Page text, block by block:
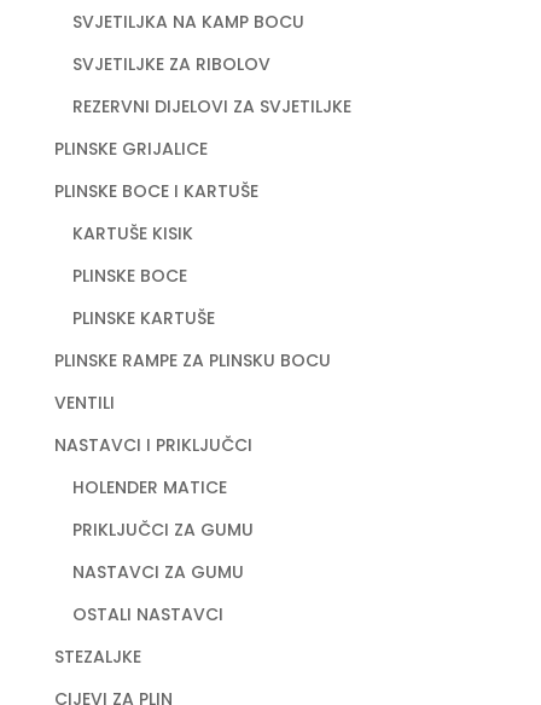
SVJETILJKA NA KAMP BOCU
SVJETILJKE ZA RIBOLOV
REZERVNI DIJELOVI ZA SVJETILJKE
PLINSKE GRIJALICE
PLINSKE BOCE I KARTUŠE
KARTUŠE KISIK
PLINSKE BOCE
PLINSKE KARTUŠE
PLINSKE RAMPE ZA PLINSKU BOCU
VENTILI
NASTAVCI I PRIKLJUČCI
HOLENDER MATICE
PRIKLJUČCI ZA GUMU
NASTAVCI ZA GUMU
OSTALI NASTAVCI
STEZALJKE
CIJEVI ZA PLIN